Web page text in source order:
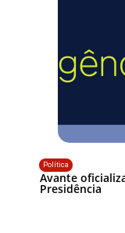
Política
Avante
Presidência